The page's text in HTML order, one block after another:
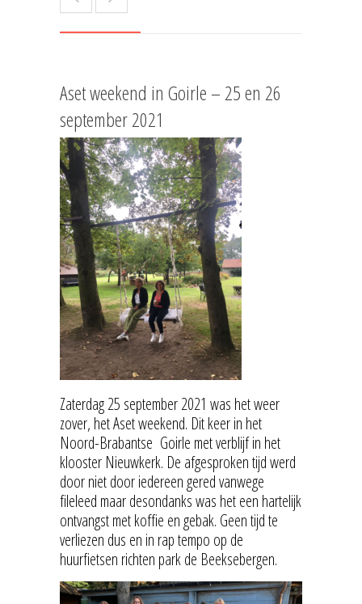
Aset weekend in Goirle – 25 en 26
september 2021
Zaterdag 25 september 2021 was het weer
zover, het Aset weekend. Dit keer in het
Noord-Brabantse Goirle met verblijf in het
klooster Nieuwkerk. De afgesproken tijd werd
door niet door iedereen gered vanwege
fileleed maar desondanks was het een hartelijk
ontvangst met koffie en gebak. Geen tijd te
verliezen dus en in rap tempo op de
huurfietsen richten park de Beeksebergen.